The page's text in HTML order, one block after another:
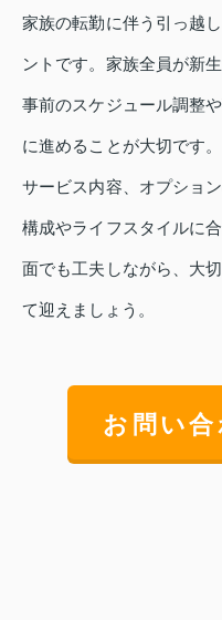
家族の転勤に伴う引っ越
ントです。家族全員が新
事前のスケジュール調整
に進めることが大切です
サービス内容、オプショ
構成やライフスタイルに
面でも工夫しながら、大
て迎えましょう。
お問い